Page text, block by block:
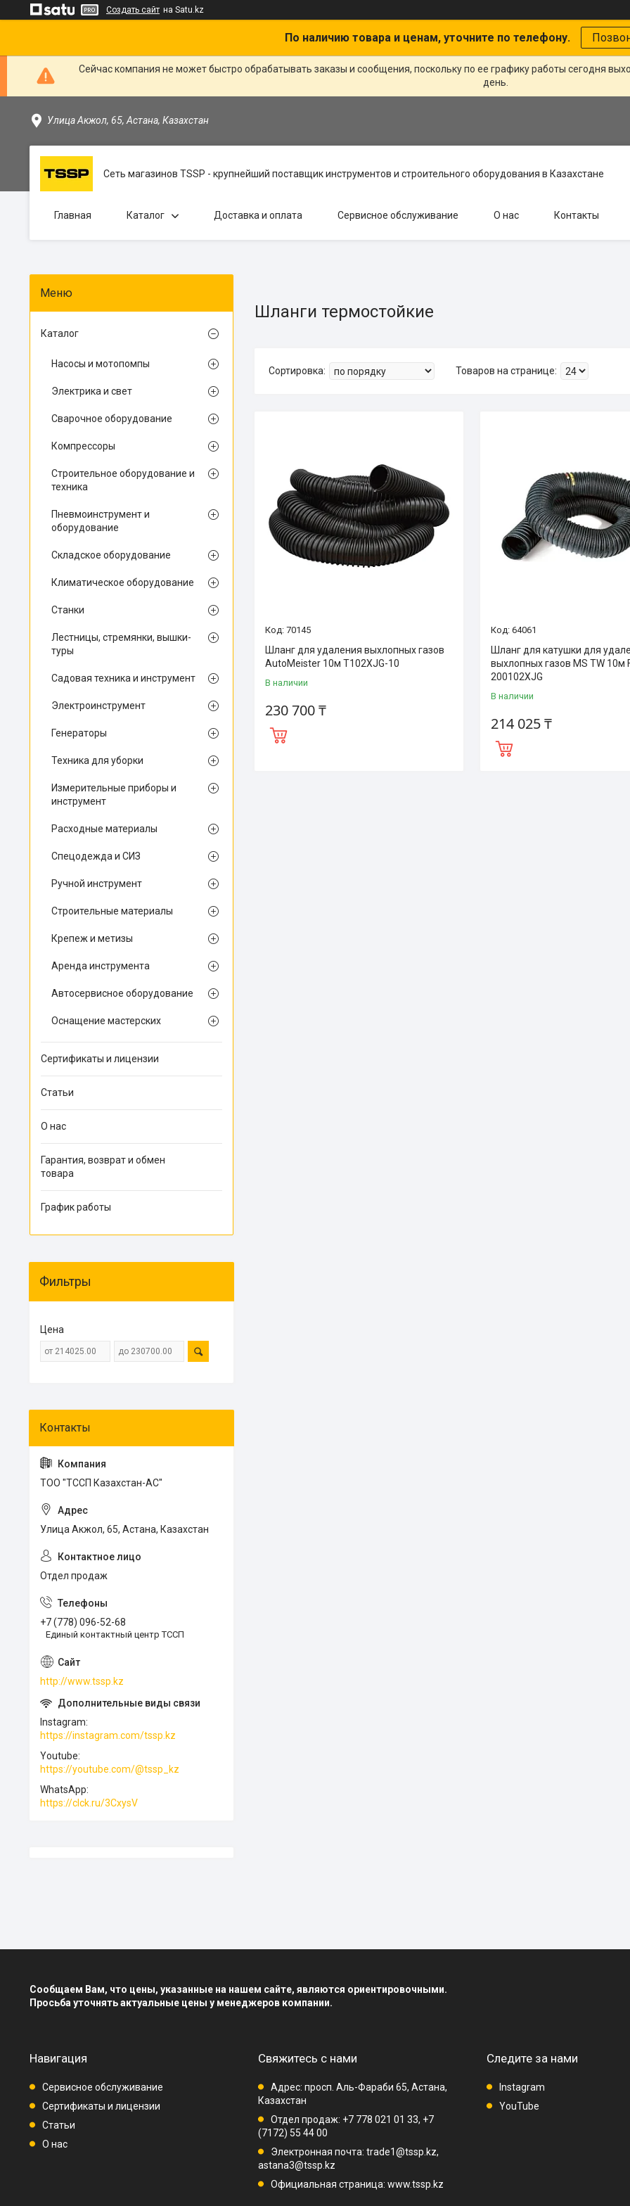
Создать сайт на Satu.kz
По наличию товара и ценам, уточните по телефону.
Сейчас компания не может быстро обрабатывать заказы и сообщения, поскольку по ее графику работы сегодня
день.
Улица Акжол, 65, Астана, Казахстан
Сеть магазинов TSSP - крупнейший поставщик инструментов и строительного оборудования в Казахстане
Главная Каталог Доставка и оплата Сервисное обслуживание О нас Контакты
Шланги термостойкие
70145
Шланг для удаления выхлопных газов
AutoMeister 10м T102XJG-10
В наличии
230 700 ₸
64061
Шланг для катушки для
выхлопных газов MS TW 10м
200102XJG
В наличии
214 025 ₸
Каталог
Насосы и мотопомпы
Электрика и свет
Сварочное оборудование
Компрессоры
Строительное оборудование и
техника
Пневмоинструмент и
оборудование
Складское оборудование
Климатическое оборудование
Станки
Лестницы, стремянки, вышки-
туры
Садовая техника и инструмент
Электроинструмент
Генераторы
Техника для уборки
Измерительные приборы и
инструмент
Расходные материалы
Спецодежда и СИЗ
Ручной инструмент
Строительные материалы
Крепеж и метизы
Аренда инструмента
Автосервисное оборудование
Оснащение мастерских
Сертификаты и лицензии
Статьи
О нас
Гарантия, возврат и обмен
товара
График работы
Фильтры
Цена
ТОО "ТССП Казахстан-АС"
Улица Акжол, 65, Астана, Казахстан
Отдел продаж
+7 (778) 096-52-68
Единый контактный центр ТССП
http://www.tssp.kz
Instagram
https://instagram.com/tssp.kz
Youtube
https://youtube.com/@tssp_kz
WhatsApp
https://clck.ru/3CxysV
Сообщаем Вам, что цены, указанные на нашем сайте, являются ориентировочными.
Просьба уточнять актуальные цены у менеджеров компании.
Навигация
Сервисное обслуживание
Сертификаты и лицензии
Статьи
О нас
Свяжитесь с нами
Адрес: просп. Аль-Фараби 65, Астана,
Казахстан
Отдел продаж: +7 778 021 01 33, +7
(7172) 55 44 00
Электронная почта: trade1@tssp.kz,
astana3@tssp.kz
Официальная страница: www.tssp.kz
Следите за нами
Instagram
YouTube